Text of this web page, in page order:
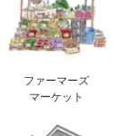
ファーマーズ
マーケット